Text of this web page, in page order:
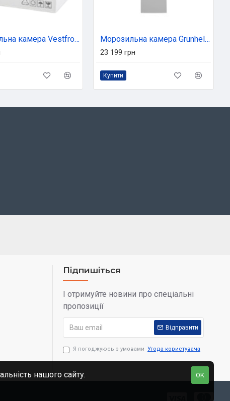
Морозильна камера Vestfrost CMF 085 W Морозильна камера Grunhelm VFH-N185D70I
23 199 грн
Купити
Підпишіться
І отримуйте новини про спеціальні
пропозиції
Відправити
Я погоджуюсь з умовами Угода користувача
OK
нашого сайту.